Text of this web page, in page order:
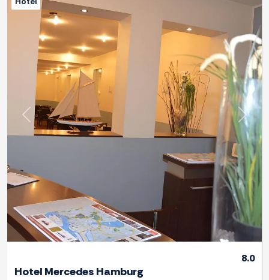
Previous Next
8.0
Hotel Mercedes Hamburg